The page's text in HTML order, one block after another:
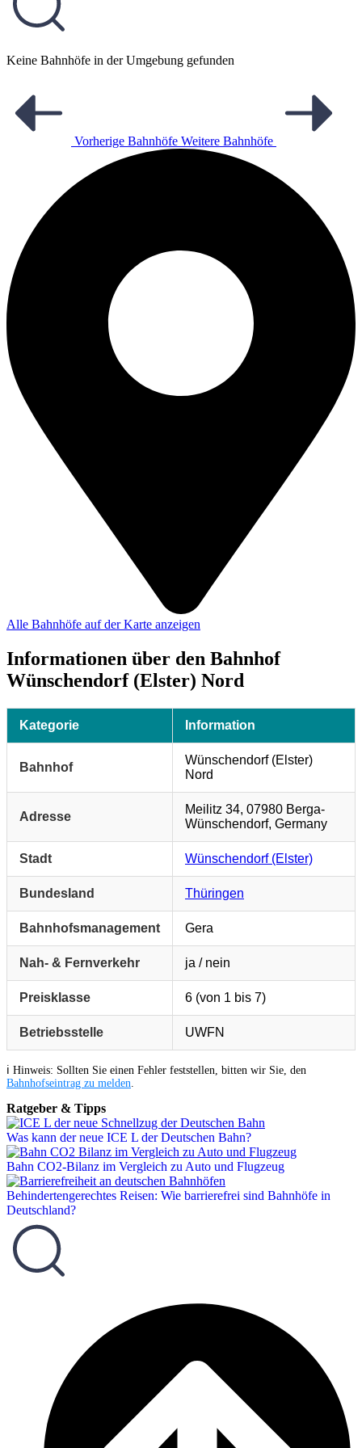
Keine Bahnhöfe in der Umgebung gefunden
Vorherige Bahnhöfe Weitere Bahnhöfe
Alle Bahnhöfe auf der Karte anzeigen
Informationen über den Bahnhof
Wünschendorf (Elster) Nord
Kategorie Information
Bahnhof
Wünschendorf (Elster)
Nord
Adresse
Meilitz 34, 07980 Berga-
Wünschendorf, Germany
Stadt Wünschendorf (Elster)
Bundesland Thüringen
Bahnhofsmanagement Gera
Nah- & Fernverkehr ja / nein
Preisklasse 6 (von 1 bis 7)
Betriebsstelle UWFN
ℹ️ Hinweis: Sollten Sie einen Fehler feststellen, bitten wir Sie, den
Bahnhofseintrag zu melden
Ratgeber & Tipps
Was kann der neue ICE L der Deutschen Bahn?
Bahn CO2-Bilanz im Vergleich zu Auto und Flugzeug
Behindertengerechtes Reisen: Wie barrierefrei sind Bahnhöfe in
Deutschland?